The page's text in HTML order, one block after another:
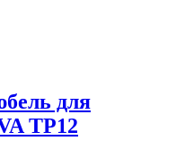
для
TP12